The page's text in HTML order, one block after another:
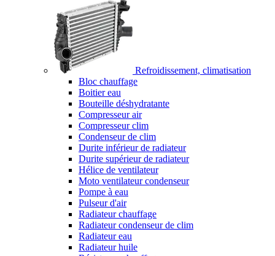
Refroidissement, climatisation
Bloc chauffage
Boitier eau
Bouteille déshydratante
Compresseur air
Compresseur clim
Condenseur de clim
Durite inférieur de radiateur
Durite supérieur de radiateur
Hélice de ventilateur
Moto ventilateur condenseur
Pompe à eau
Pulseur d'air
Radiateur chauffage
Radiateur condenseur de clim
Radiateur eau
Radiateur huile